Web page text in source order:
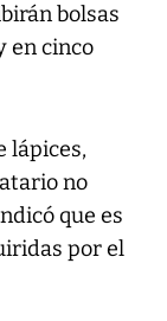
bolsas
en cinco
lápices,
no
que es
por el